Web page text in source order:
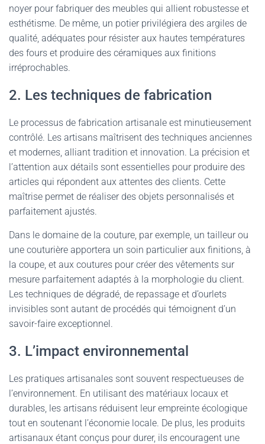
noyer pour fabriquer des meubles qui allient robustesse et
esthétisme. De même, un potier privilégiera des argiles de
qualité, adéquates pour résister aux hautes températures
des fours et produire des céramiques aux finitions
irréprochables.
2. Les techniques de fabrication
Le processus de fabrication artisanale est minutieusement
contrôlé. Les artisans maîtrisent des techniques anciennes
et modernes, alliant tradition et innovation. La précision et
l’attention aux détails sont essentielles pour produire des
articles qui répondent aux attentes des clients. Cette
maîtrise permet de réaliser des objets personnalisés et
parfaitement ajustés.
Dans le domaine de la couture, par exemple, un tailleur ou
une couturière apportera un soin particulier aux finitions, à
la coupe, et aux coutures pour créer des vêtements sur
mesure parfaitement adaptés à la morphologie du client.
Les techniques de dégradé, de repassage et d’ourlets
invisibles sont autant de procédés qui témoignent d’un
savoir-faire exceptionnel.
3. L’impact environnemental
Les pratiques artisanales sont souvent respectueuses de
l’environnement. En utilisant des matériaux locaux et
durables, les artisans réduisent leur empreinte écologique
tout en soutenant l’économie locale. De plus, les produits
artisanaux étant conçus pour durer, ils encouragent une